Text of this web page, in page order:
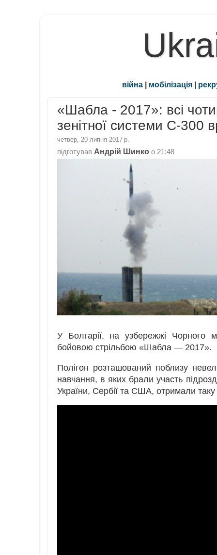
війна | мобілізація |
«Шабла - 2017»: всі
зенітної системи С-300
четвер, 20 липня 2017 р.
підготував Андрій Шинко о 21:48
У Болгарії, на узбережжі Чорного
бойовою стрільбою «Шабла — 2017».
Полігон розташований поблизу
навчання, в яких брали участь
України, Сербії та США, отримали таку